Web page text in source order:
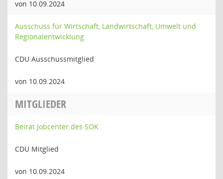
von 10.09.2024
Ausschuss für Wirtschaft, Landwirtschaft, Umwelt und
Regionalentwicklung
CDU Ausschussmitglied
von 10.09.2024
MITGLIEDER
Beirat Jobcenter des SOK
CDU Mitglied
von 10.09.2024